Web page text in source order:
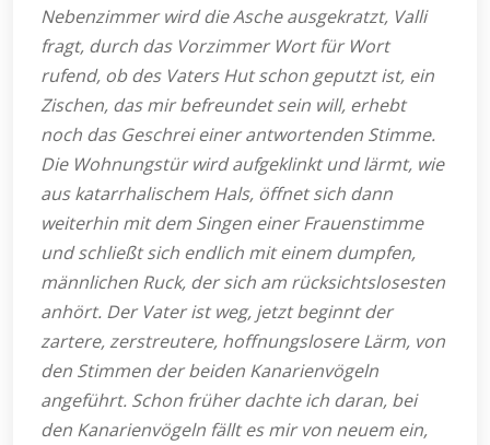
Nebenzimmer wird die Asche ausgekratzt, Valli
fragt, durch das Vorzimmer Wort für Wort
rufend, ob des Vaters Hut schon geputzt ist, ein
Zischen, das mir befreundet sein will, erhebt
noch das Geschrei einer antwortenden Stimme.
Die Wohnungstür wird aufgeklinkt und lärmt, wie
aus katarrhalischem Hals, öffnet sich dann
weiterhin mit dem Singen einer Frauenstimme
und schließt sich endlich mit einem dumpfen,
männlichen Ruck, der sich am rücksichtslosesten
anhört. Der Vater ist weg, jetzt beginnt der
zartere, zerstreutere, hoffnungslosere Lärm, von
den Stimmen der beiden Kanarienvögeln
angeführt. Schon früher dachte ich daran, bei
den Kanarienvögeln fällt es mir von neuem ein,